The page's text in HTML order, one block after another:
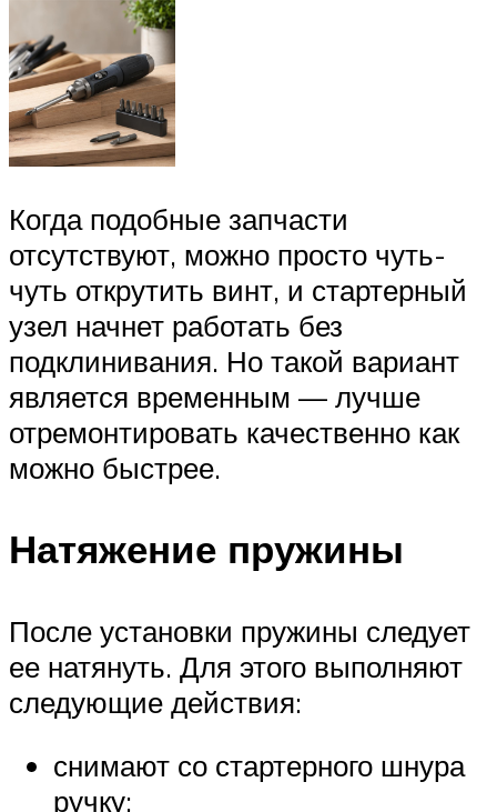
Когда подобные запчасти
отсутствуют, можно просто чуть-
чуть открутить винт, и стартерный
узел начнет работать без
подклинивания. Но такой вариант
является временным — лучше
отремонтировать качественно как
можно быстрее.
Натяжение пружины
После установки пружины следует
ее натянуть. Для этого выполняют
следующие действия:
снимают со стартерного шнура
ручку;